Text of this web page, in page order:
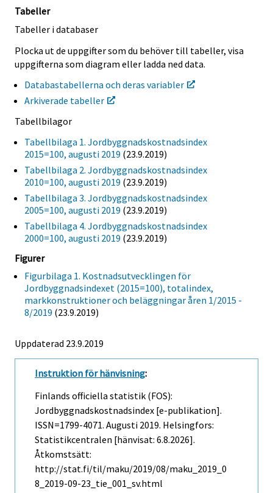
Tabeller
Tabeller i databaser
Plocka ut de uppgifter som du behöver till tabeller, visa
uppgifterna som diagram eller ladda ned data.
Databastabellerna och deras variabler
Arkiverade tabeller
Tabellbilagor
Tabellbilaga 1. Jordbyggnadskostnadsindex
2015=100, augusti 2019 (23.9.2019)
Tabellbilaga 2. Jordbyggnadskostnadsindex
2010=100, augusti 2019 (23.9.2019)
Tabellbilaga 3. Jordbyggnadskostnadsindex
2005=100, augusti 2019 (23.9.2019)
Tabellbilaga 4. Jordbyggnadskostnadsindex
2000=100, augusti 2019 (23.9.2019)
Figurer
Figurbilaga 1. Kostnadsutvecklingen för
Jordbyggnadsindexet (2015=100), totalindex,
markkonstruktioner och beläggningar åren 1/2015 -
8/2019 (23.9.2019)
Uppdaterad 23.9.2019
Instruktion för hänvisning:
Finlands officiella statistik (FOS):
Jordbyggnadskostnadsindex [e-publikation].
ISSN=1799-4071. Augusti 2019. Helsingfors:
Statistikcentralen [hänvisat: 6.8.2026].
Åtkomstsätt:
http://stat.fi/til/maku/2019/08/maku_2019_0
8_2019-09-23_tie_001_sv.html